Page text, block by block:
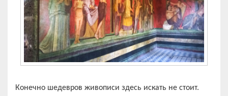
Конечно шедевров живописи здесь искать не стоит.